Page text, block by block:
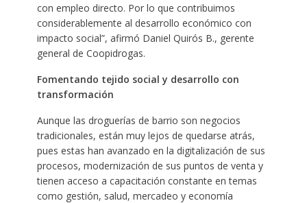
con empleo directo. Por lo que contribuimos
considerablemente al desarrollo económico con
impacto social”, afirmó Daniel Quirós B., gerente
general de Coopidrogas.
Fomentando tejido social y desarrollo con
transformación
Aunque las droguerías de barrio son negocios
tradicionales, están muy lejos de quedarse atrás,
pues estas han avanzado en la digitalización de sus
procesos, modernización de sus puntos de venta y
tienen acceso a capacitación constante en temas
como gestión, salud, mercadeo y economía